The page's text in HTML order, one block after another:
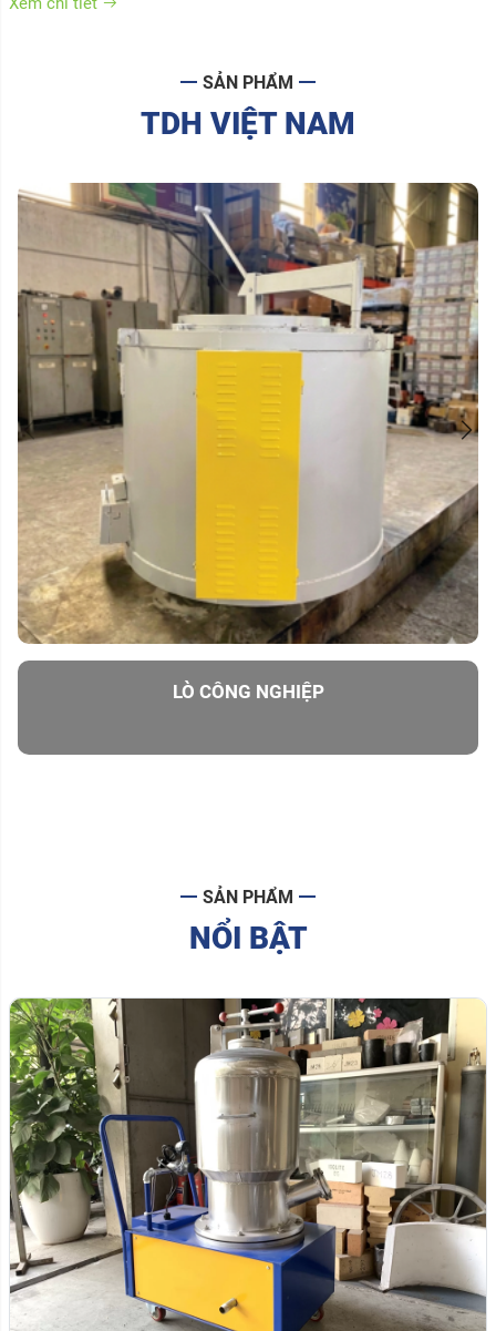
SẢN PHẨM
TDH VIỆT NAM
LÒ CÔNG NGHIỆP
SẢN PHẨM
NỔI BẬT